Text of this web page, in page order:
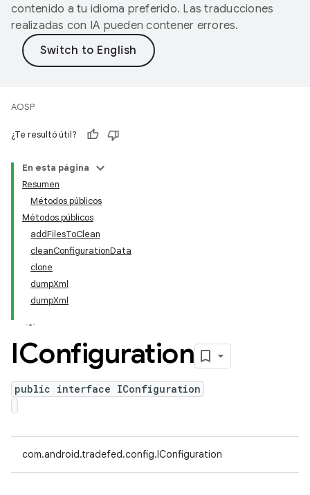
contenido a tu idioma preferido. Las traducciones
realizadas con IA pueden contener errores.
AOSP
¿Te resultó útil?
En esta página
Resumen
Métodos públicos
Métodos públicos
addFilesToClean
cleanConfigurationData
clone
dumpXml
dumpXml
IConfiguration
public interface IConfiguration
com.android.tradefed.config.IConfiguration